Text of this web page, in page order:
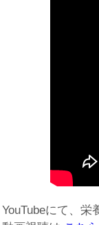
YouTubeにて、栄